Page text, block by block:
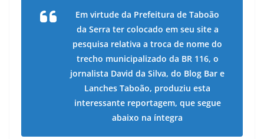
Em virtude da Prefeitura de Taboão
da Serra ter colocado em seu site a
pesquisa relativa a troca de nome do
trecho municipalizado da BR 116, o
jornalista David da Silva, do Blog Bar e
Lanches Taboão, produziu esta
interessante reportagem, que segue
abaixo na íntegra